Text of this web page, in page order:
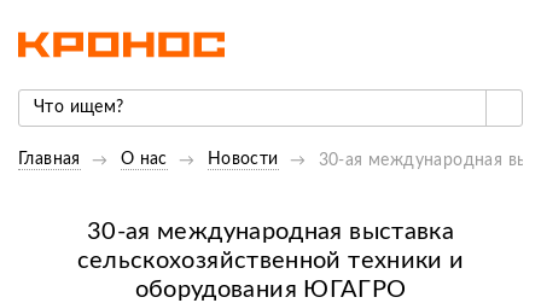
Главная О нас Новости 30-ая международная
30-ая международная выставка
сельскохозяйственной техники и
оборудования ЮГАГРО